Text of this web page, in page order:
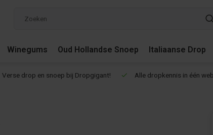
Winegums Oud Hollandse Snoep Italiaanse Drop
Verse drop en snoep bij Dropgigant! Alle dropkennis in één